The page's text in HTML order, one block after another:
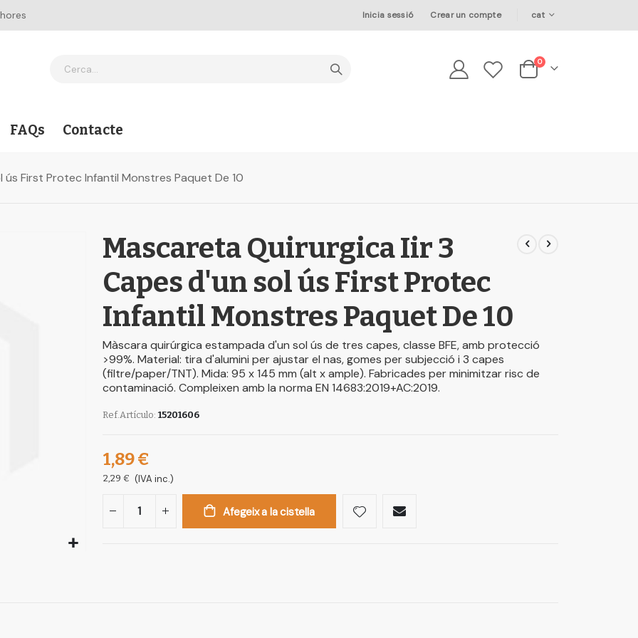
Inicia sessió Crear un compte Language
cat
Cesta
0elements
FAQs Contacte
First Protec Infantil Monstres Paquet De 10
Mascareta Quirurgica Iir 3
Capes d'un sol ús First Protec
Infantil Monstres Paquet De 10
Màscara quirúrgica estampada d'un sol ús de tres capes, classe BFE, amb protecció
>99%. Material: tira d'alumini per ajustar el nas, gomes per subjecció i 3 capes
(filtre/paper/TNT). Mida: 95 x 145 mm (alt x ample). Fabricades per minimitzar risc de
contaminació. Compleixen amb la norma EN 14683:2019+AC:2019.
Ref.Artículo 15201606
1,89 €
2,29 € (IVA inc.)
Afegeix a la cistella